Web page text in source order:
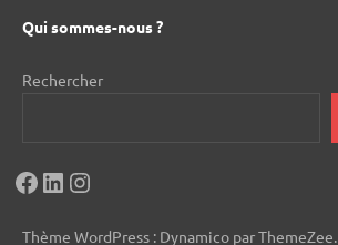
Qui sommes-nous ?
Rechercher
Facebook
LinkedIn
Instagram
Thème WordPress : Dynamico par ThemeZee.